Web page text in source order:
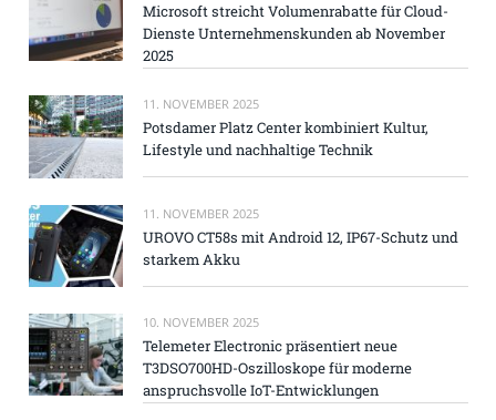
Microsoft streicht Volumenrabatte für Cloud-
Dienste Unternehmenskunden ab November
2025
11. NOVEMBER 2025
Potsdamer Platz Center kombiniert Kultur,
Lifestyle und nachhaltige Technik
11. NOVEMBER 2025
UROVO CT58s mit Android 12, IP67-Schutz und
starkem Akku
10. NOVEMBER 2025
Telemeter Electronic präsentiert neue
T3DSO700HD-Oszilloskope für moderne
anspruchsvolle IoT-Entwicklungen